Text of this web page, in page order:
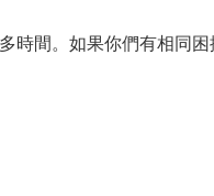
時間。如果你們有相同困